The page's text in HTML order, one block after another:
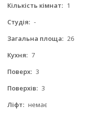
Кількість кімнат: 1
Студія: -
Загальна площа: 26
Кухня: 7
Поверх: 3
Поверхів: 3
Ліфт: немає